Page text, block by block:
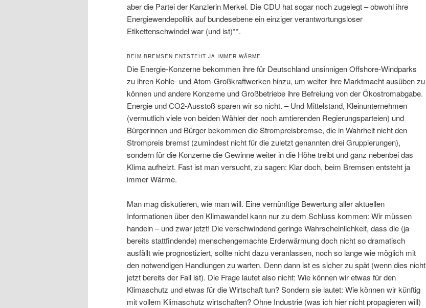
aber die Partei der Kanzlerin Merkel. Die CDU hat sogar noch zugelegt – obwohl ihre
Energiewendepolitik auf bundesebene ein einziger verantwortungsloser
Etikettenschwindel war (und ist)**.
BEIM BREMSEN ENTSTEHT JA IMMER WÄRME
Die Energie-Konzerne bekommen ihre für Deutschland unsinnigen Offshore-Windparks
zu ihren Kohle- und Atom-Großkraftwerken hinzu, um weiter ihre Marktmacht ausüben zu
können und andere Konzerne und Großbetriebe ihre Befreiung von der Ökostromabgabe.
Energie und CO2-Ausstoß sparen wir so nicht. – Und Mittelstand, Kleinunternehmen
(vermutlich viele von beiden Wähler der noch amtierenden Regierungsparteien) und
Bürgerinnen und Bürger bekommen die Strompreisbremse, die in Wahrheit nicht den
Strompreis bremst (zumindest nicht für die zuletzt genannten drei Gruppierungen),
sondern für die Konzerne die Gewinne weiter in die Höhe treibt und ganz nebenbei das
Klima aufheizt. Fast ist man versucht, zu sagen: Klar doch, beim Bremsen entsteht ja
immer Wärme.
Man mag diskutieren, wie man will. Eine vernünftige Bewertung aller aktuellen
Informationen über den Klimawandel kann nur zu dem Schluss kommen: Wir müssen
handeln – und zwar jetzt! Die verschwindend geringe Wahrscheinlichkeit, dass die (ja
bereits stattfindende) menschengemachte Erderwärmung doch nicht so dramatisch
ausfällt wie prognostiziert, sollte nicht dazu veranlassen, noch so lange wie möglich mit
den notwendigen Handlungen zu warten. Denn dann ist es sicher zu spät (wenn dies nicht
jetzt bereits der Fall ist). Die Frage lautet also nicht: Wie können wir etwas für den
Klimaschutz und etwas für die Wirtschaft tun? Sondern sie lautet: Wie können wir künftig
mit vollem Klimaschutz wirtschaften? Ohne Industrie (was ich hier nicht propagieren will)